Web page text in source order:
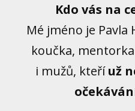
Kdo vás na
Mé jméno je Pavla
koučka,
i mužů, kteříuž